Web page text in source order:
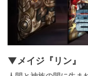
▼メイジ『リン』